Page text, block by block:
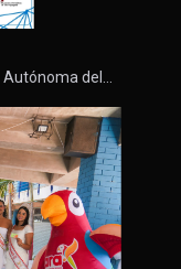
Autónoma del…